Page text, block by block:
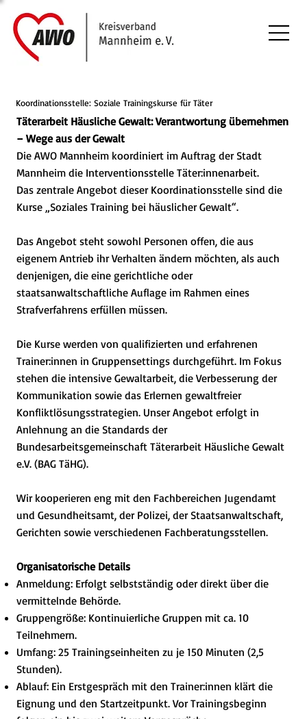
Koordinationsstelle: Soziale Trainingskurse für Täter
Täterarbeit Häusliche Gewalt: Verantwortung übernehmen
– Wege aus der Gewalt
Die AWO Mannheim koordiniert im Auftrag der Stadt
Mannheim die Interventionsstelle Täter:innenarbeit.
Das zentrale Angebot dieser Koordinationsstelle sind die
Kurse „Soziales Training bei häuslicher Gewalt“.
Das Angebot steht sowohl Personen offen, die aus
eigenem Antrieb ihr Verhalten ändern möchten, als auch
denjenigen, die eine gerichtliche oder
staatsanwaltschaftliche Auflage im Rahmen eines
Strafverfahrens erfüllen müssen.
Die Kurse werden von qualifizierten und erfahrenen
Trainer:innen in Gruppensettings durchgeführt. Im Fokus
stehen die intensive Gewaltarbeit, die Verbesserung der
Kommunikation sowie das Erlernen gewaltfreier
Konfliktlösungsstrategien. Unser Angebot erfolgt in
Anlehnung an die Standards der
Bundesarbeitsgemeinschaft Täterarbeit Häusliche Gewalt
e.V. (BAG TäHG).
Wir kooperieren eng mit den Fachbereichen Jugendamt
und Gesundheitsamt, der Polizei, der Staatsanwaltschaft,
Gerichten sowie verschiedenen Fachberatungsstellen.
Organisatorische Details
Anmeldung: Erfolgt selbstständig oder direkt über die
vermittelnde Behörde.
Gruppengröße: Kontinuierliche Gruppen mit ca. 10
Teilnehmern.
Umfang: 25 Trainingseinheiten zu je 150 Minuten (2,5
Stunden).
Ablauf: Ein Erstgespräch mit den Trainer:innen klärt die
Eignung und den Startzeitpunkt. Vor Trainingsbeginn